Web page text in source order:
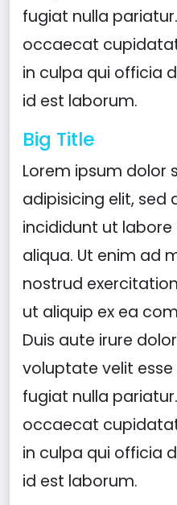
fugiat nulla
occaecat
in culpa qui officia
id est laborum.
Big Title
Lorem ipsum dolor
adipisicing elit,
incididunt ut
aliqua. Ut enim ad
nostrud
ut aliquip ex ea
Duis aute irure
voluptate velit
fugiat nulla
occaecat
in culpa qui officia
id est laborum.